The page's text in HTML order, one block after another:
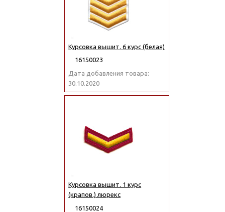
Курсовка вышит. 6 курс (белая)
16150023
Дата добавления товара:
30.10.2020
Курсовка вышит. 1 курс
(крапов.) люрекс
16150024